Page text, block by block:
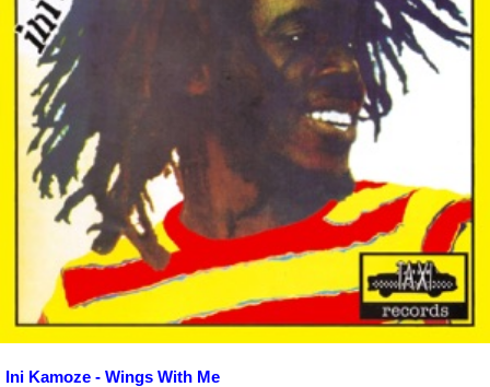
Ini Kamoze - Wings With Me